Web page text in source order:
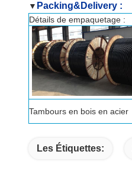
▼ Packing&Delivery :
Détails de empaquetage :
Tambours en bois en acier
Les Étiquettes: